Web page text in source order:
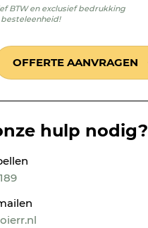
BTW en exclusief bedrukking
OFFERTE AANVRAGEN
hulp nodig?